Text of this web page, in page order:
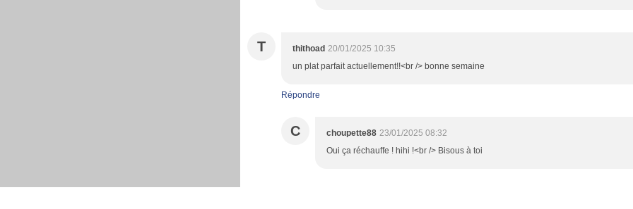
T thithoad 20/01/2025 10:35
un plat parfait actuellement!!<br /> bonne semaine
Répondre
C choupette88 23/01/2025 08:32
Oui ça réchauffe ! hihi !<br /> Bisous à toi